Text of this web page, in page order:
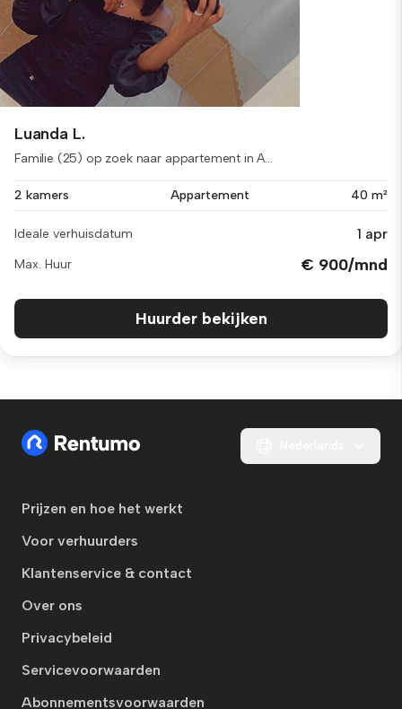
Luanda L.
Familie (25) op zoek naar appartement in A...
2 kamers Appartement 40 m²
Ideale verhuisdatum 1 apr
Max. Huur € 900/mnd
Huurder bekijken
Prijzen en hoe het werkt
Voor verhuurders
Klantenservice & contact
Over ons
Privacybeleid
Servicevoorwaarden
Abonnementsvoorwaarden